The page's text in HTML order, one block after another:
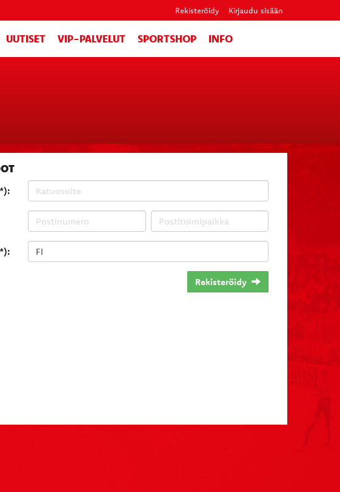
Rekisteröidy Kirjaudu sisään
UUTISET VIP-PALVELUT SPORTSHOP INFO
Rekisteröidy